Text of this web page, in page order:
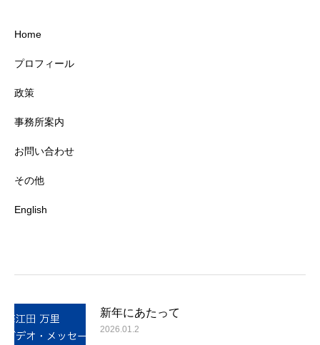
Home
プロフィール
政策
事務所案内
お問い合わせ
その他
English
新年にあたって
2026.01.2